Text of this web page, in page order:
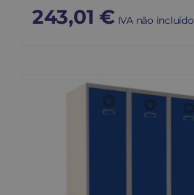
243,01 € IVA não incluído